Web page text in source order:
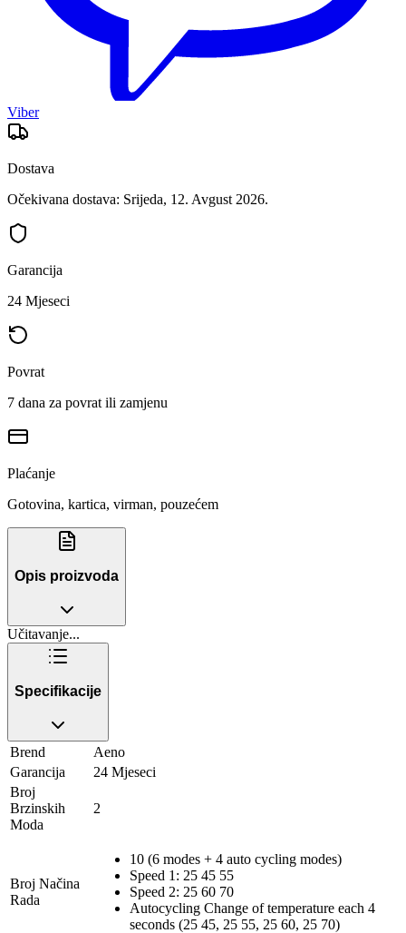
Viber
Dostava
Očekivana dostava: Srijeda, 12. Avgust 2026.
Garancija
24 Mjeseci
Povrat
7 dana za povrat ili zamjenu
Plaćanje
Gotovina, kartica, virman, pouzećem
Opis proizvoda
Učitavanje...
Specifikacije
Brend
Aeno
Garancija
24 Mjeseci
Broj
Brzinskih
Moda
2
Broj Načina
Rada
10 (6 modes + 4 auto cycling modes)
Speed 1: 25 45 55
Speed 2: 25 60 70
Autocycling Change of temperature each 4
seconds (25 45, 25 55, 25 60, 25 70)